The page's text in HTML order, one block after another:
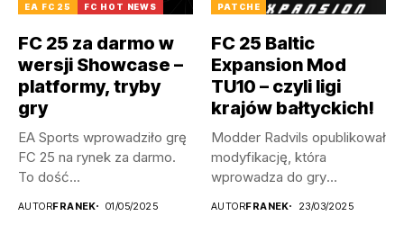
EA FC 25 FC HOT NEWS
FC 25 za darmo w
wersji Showcase –
platformy, tryby
gry
EA Sports wprowadziło grę
FC 25 na rynek za darmo.
To dość...
AUTORFRANEK 01/05/2025
PATCHE
FC 25 Baltic
Expansion Mod
TU10 – czyli ligi
krajów bałtyckich!
Modder Radvils opublikował
modyfikację, która
wprowadza do gry
AUTORFRANEK 23/03/2025